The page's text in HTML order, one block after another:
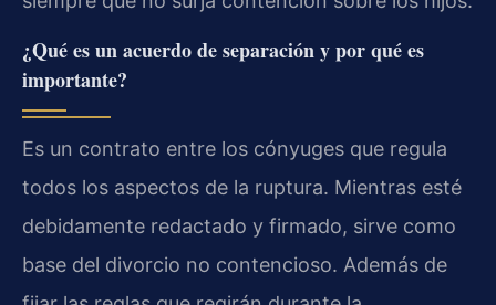
¿Qué es un acuerdo de separación y por qué es
importante?
Es un contrato entre los cónyuges que regula
todos los aspectos de la ruptura. Mientras esté
debidamente redactado y firmado, sirve como
base del divorcio no contencioso. Además de